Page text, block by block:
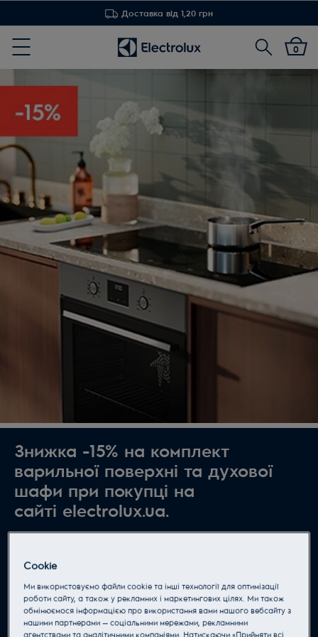
Доставка від 1,20 грн
Menu
Пошук
0
Знижка -15% на комплект
варильної поверхні та духової
шафи при покупці на
сайті electrolux.ua.
2022 року включно.
Офіційні правила
Cookie
Ми використовуємо файли cookie та інші технології для оптимізації
роботи сайту, а також у рекламних і маркетингових цілях. Ми також
обмінюємося інформацією про використання вами нашого вебсайту з
нашими партнерами — соціальними мережами, рекламними
агентствами та аналітичними компаніями. Натискаючи «Прийняти всі